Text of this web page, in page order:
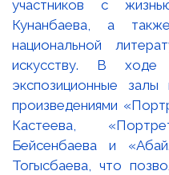
участников с
Кунанбаева, а
национальной
искусству. В ходе
экспозиционные
произведениями
Кастеева,
Бейсенбаева и
Тогысбаева, что